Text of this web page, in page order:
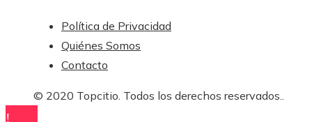
Política de Privacidad
Quiénes Somos
Contacto
© 2020 Topcitio. Todos los derechos reservados..